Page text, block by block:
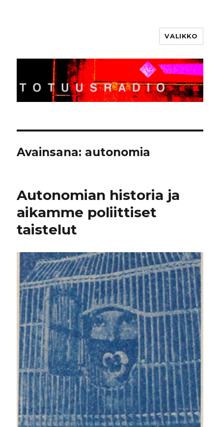
VALIKKO
Avainsana: autonomia
Autonomian historia ja
aikamme poliittiset
taistelut